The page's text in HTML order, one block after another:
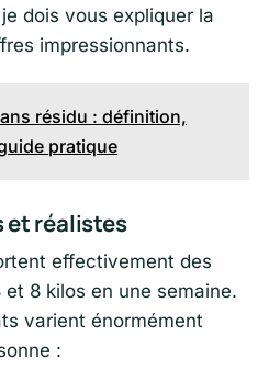
dois vous expliquer la
impressionnants.
résidu : définition,
pratique
et réalistes
effectivement des
8 kilos en une semaine.
varient énormément
: